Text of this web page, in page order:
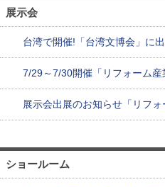
展示会
台湾で開催!「台湾文博会」に
7/29～7/30開催「リフォーム
展示会出展のお知らせ「リフォ
ショールーム